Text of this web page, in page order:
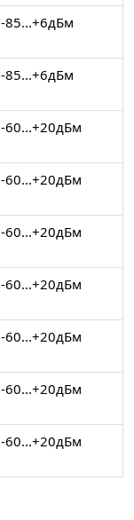
-85...+6дБм
-85...+6дБм
-60...+20дБм
-60...+20дБм
-60...+20дБм
-60...+20дБм
-60...+20дБм
-60...+20дБм
-60...+20дБм